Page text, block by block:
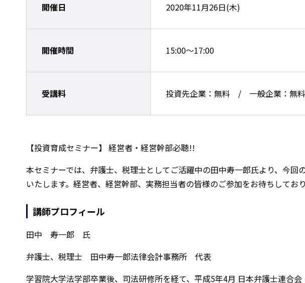
開催日 2020年11月26日(木)
開催時間 15:00～17:00
受講料 投資先企業：無料 / 一般企業：無料
【投資育成セミナー】 経営者・経営幹部必聴!!
本セミナーでは、弁護士、税理士としてご活躍中の田中寿一郎氏より、今
いたします。経営者、経営幹部、実務担当者の皆様のご参加をお待ちしており
講師プロフィール
田中 寿一郎 氏
弁護士、税理士 田中寿一郎法律会計事務所 代表
学習院大学法学部卒業後、司法研修所を経て、平成5年4月 日本弁護士連合